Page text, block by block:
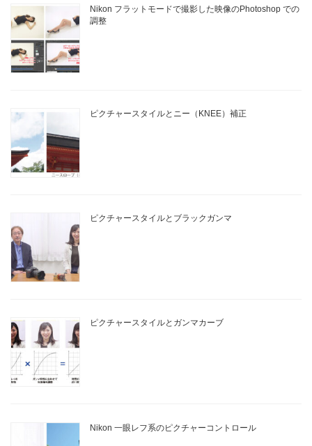
Nikon フラットモードで撮影した映像のPhotoshop での
調整
ピクチャースタイルとニー（KNEE）補正
ピクチャースタイルとブラックガンマ
ピクチャースタイルとガンマカーブ
Nikon 一眼レフ系のピクチャーコントロール